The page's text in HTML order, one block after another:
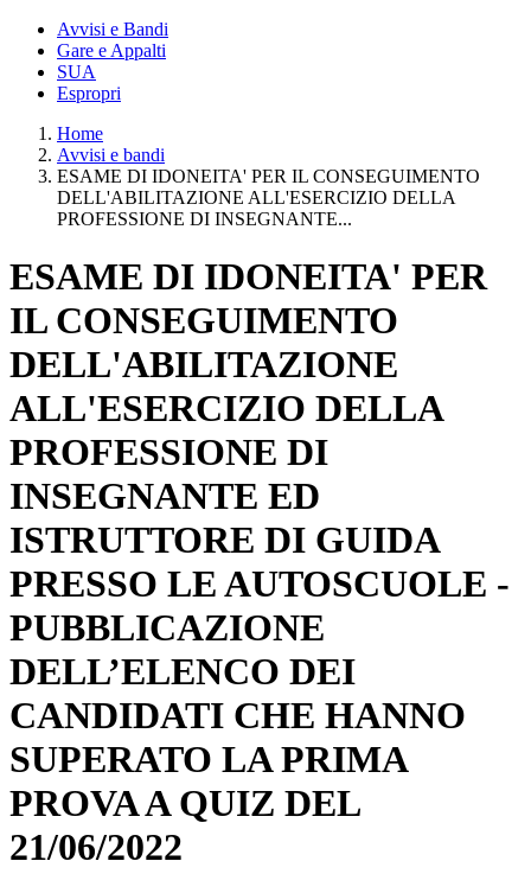
Avvisi e Bandi
Gare e Appalti
SUA
Espropri
Home
Avvisi e bandi
ESAME DI IDONEITA' PER IL CONSEGUIMENTO
DELL'ABILITAZIONE ALL'ESERCIZIO DELLA
PROFESSIONE DI INSEGNANTE...
ESAME DI IDONEITA' PER
IL CONSEGUIMENTO
DELL'ABILITAZIONE
ALL'ESERCIZIO DELLA
PROFESSIONE DI
INSEGNANTE ED
ISTRUTTORE DI GUIDA
PRESSO LE AUTOSCUOLE -
PUBBLICAZIONE
DELL’ELENCO DEI
CANDIDATI CHE HANNO
SUPERATO LA PRIMA
PROVA A QUIZ DEL
21/06/2022